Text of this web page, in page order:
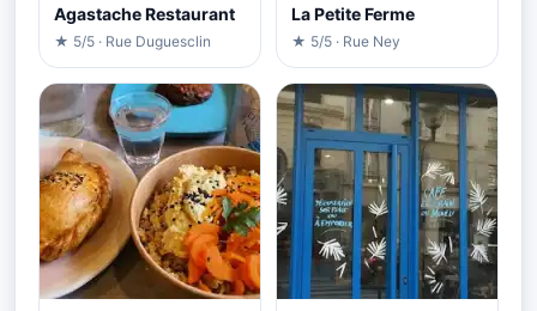
Agastache Restaurant
★ 5/5 · Rue Duguesclin
La Petite Ferme
★ 5/5 · Rue Ney